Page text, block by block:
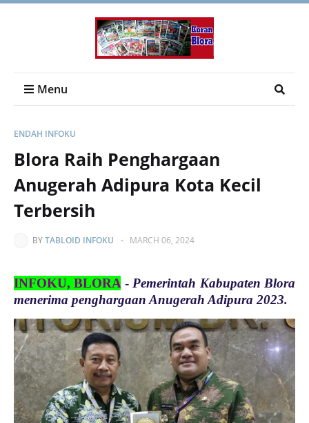
Menu
ENDAH INFOKU
Blora Raih Penghargaan
Anugerah Adipura Kota Kecil
Terbersih
BYTABLOID INFOKU - MARCH 06, 2024
INFOKU, BLORA - Pemerintah Kabupaten Blora
menerima penghargaan Anugerah Adipura 2023.